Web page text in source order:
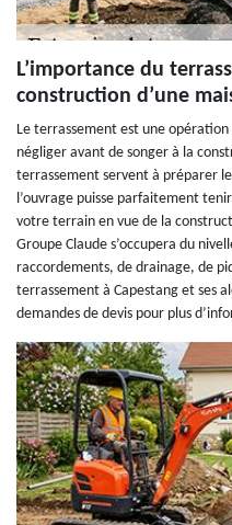
L’importance du
construction d’une
Le terrassement est une
négliger avant de songer à la
terrassement servent à préparer
l’ouvrage puisse parfaitement
votre terrain en vue de la
Groupe Claude s’occupera du
raccordements, de drainage, de
terrassement à Capestang et ses
demandes de devis pour plus